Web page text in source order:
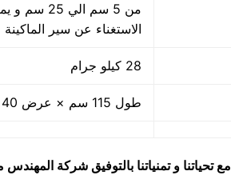
من 5 سم
الاستغناء عن سير الماكينة
28 كيلو جرام
طول 115 سم × عرض 40 سم × ارتفاع 48 سم
مع تحياتنا و تمنياتنا بالتوفيق شركة